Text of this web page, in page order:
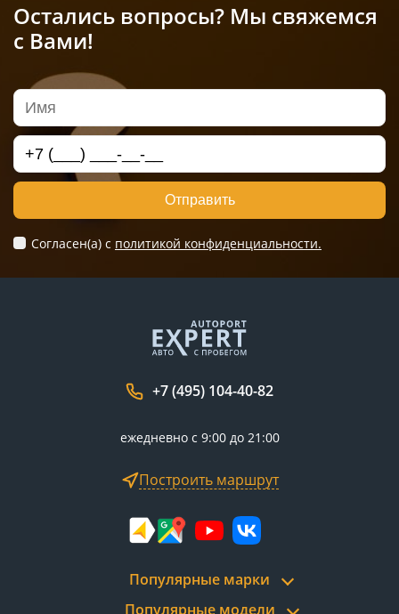
Остались вопросы? Мы свяжемся
с Вами!
Отправить
Согласен(а) c политикой конфиденциальности.
+7 (495) 104-40-82
ежедневно с 9:00 до 21:00
Построить маршрут
Популярные марки
Популярные модели